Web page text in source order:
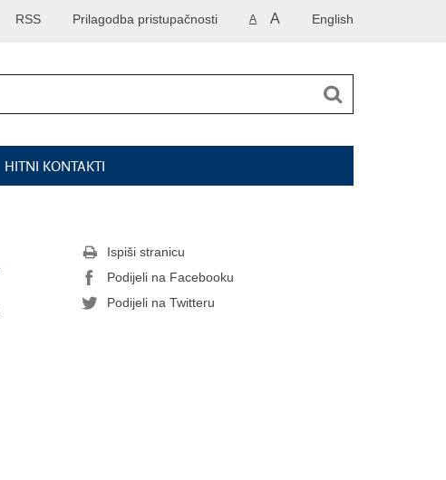
English
A A
Prilagodba pristupačnosti
RSS
HITNI KONTAKTI
Ispiši stranicu
Podijeli na Facebooku
Podijeli na Twitteru